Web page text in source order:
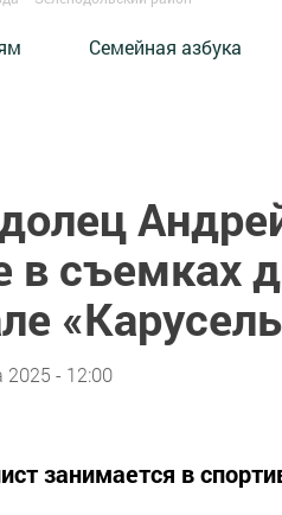
Семейная азбука
в съемках
2025 - 12:00
занимается в